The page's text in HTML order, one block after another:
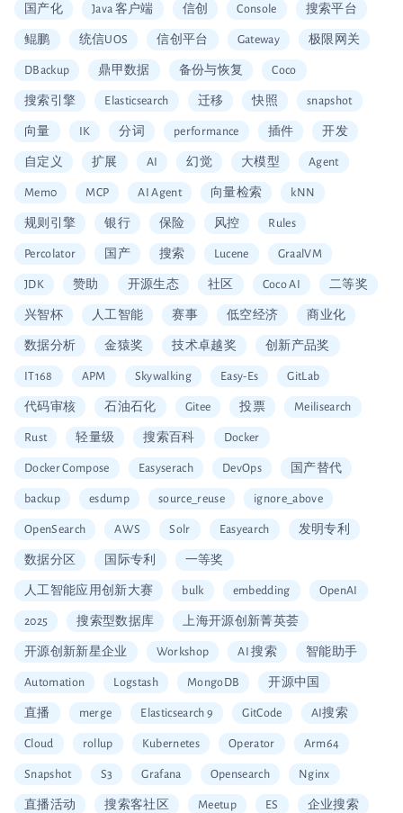
国产化 Java 客户端 信创 Console 搜索平台
鲲鹏 统信UOS 信创平台 Gateway 极限网关
DBackup 鼎甲数据 备份与恢复 Coco
搜索引擎 Elasticsearch 迁移 快照 snapshot
向量 IK 分词 performance 插件 开发
自定义 扩展 AI 幻觉 大模型 Agent
Mem0 MCP AI Agent 向量检索 kNN
规则引擎 银行 保险 风控 Rules
Percolator 国产 搜索 Lucene GraalVM
JDK 赞助 开源生态 社区 Coco AI 二等奖
兴智杯 人工智能 赛事 低空经济 商业化
数据分析 金猿奖 技术卓越奖 创新产品奖
IT168 APM Skywalking Easy-Es GitLab
代码审核 石油石化 Gitee 投票 Meilisearch
Rust 轻量级 搜索百科 Docker
Docker Compose Easyserach DevOps 国产替代
backup esdump source_reuse ignore_above
OpenSearch AWS Solr Easyearch 发明专利
数据分区 国际专利 一等奖
人工智能应用创新大赛 bulk embedding OpenAI
2025 搜索型数据库 上海开源创新菁英荟
开源创新新星企业 Workshop AI 搜索 智能助手
Automation Logstash MongoDB 开源中国
直播 merge Elasticsearch 9 GitCode AI搜索
Cloud rollup Kubernetes Operator Arm64
Snapshot S3 Grafana Opensearch Nginx
直播活动 搜索客社区 Meetup ES 企业搜索